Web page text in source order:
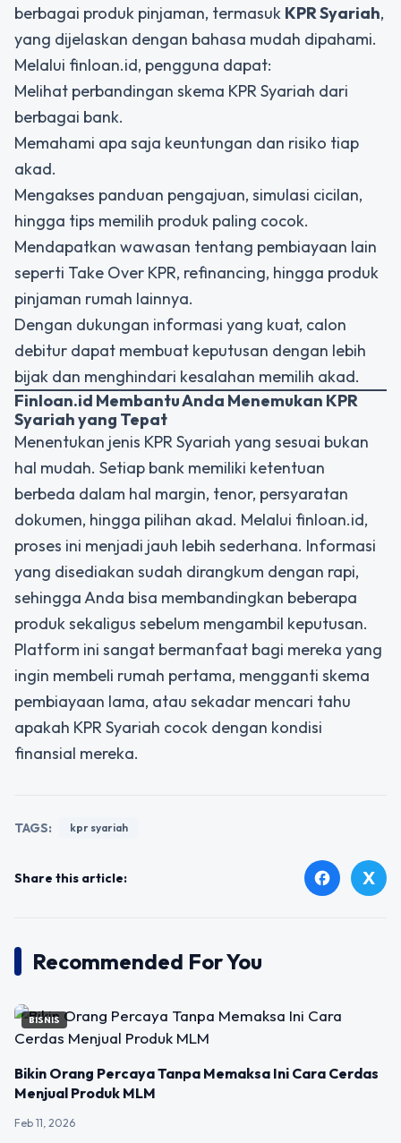
berbagai produk pinjaman, termasuk KPR Syariah,
yang dijelaskan dengan bahasa mudah dipahami.
Melalui finloan.id, pengguna dapat:
Melihat perbandingan skema KPR Syariah dari
berbagai bank.
Memahami apa saja keuntungan dan risiko tiap
akad.
Mengakses panduan pengajuan, simulasi cicilan,
hingga tips memilih produk paling cocok.
Mendapatkan wawasan tentang pembiayaan lain
seperti Take Over KPR, refinancing, hingga produk
pinjaman rumah lainnya.
Dengan dukungan informasi yang kuat, calon
debitur dapat membuat keputusan dengan lebih
bijak dan menghindari kesalahan memilih akad.
Finloan.id Membantu Anda Menemukan KPR
Syariah yang Tepat
Menentukan jenis KPR Syariah yang sesuai bukan
hal mudah. Setiap bank memiliki ketentuan
berbeda dalam hal margin, tenor, persyaratan
dokumen, hingga pilihan akad. Melalui finloan.id,
proses ini menjadi jauh lebih sederhana. Informasi
yang disediakan sudah dirangkum dengan rapi,
sehingga Anda bisa membandingkan beberapa
produk sekaligus sebelum mengambil keputusan.
Platform ini sangat bermanfaat bagi mereka yang
ingin membeli rumah pertama, mengganti skema
pembiayaan lama, atau sekadar mencari tahu
apakah KPR Syariah cocok dengan kondisi
finansial mereka.
TAGS: kpr syariah
Share this article: facebook X
Recommended For You
BISNIS
Bikin Orang Percaya Tanpa Memaksa Ini Cara Cerdas
Menjual Produk MLM
Feb 11, 2026